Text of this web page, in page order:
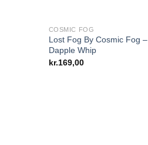
COSMIC FOG
Lost Fog By Cosmic Fog –
Dapple Whip
kr.169,00